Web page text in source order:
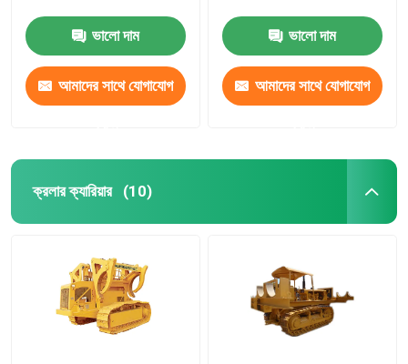
ভালো দাম
আমাদের সাথে যোগাযোগ
ভালো দাম
আমাদের সাথে যোগাযোগ
ক্রলার ক্যারিয়ার (10)